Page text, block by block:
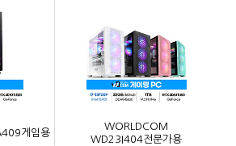
게임용
WORLDCOM
WD23I404전문가용